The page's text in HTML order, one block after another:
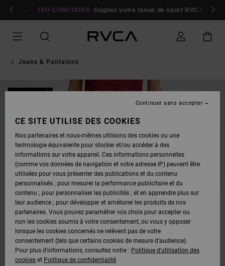
Se connecter / s'inscrire
JEU CONCOURS Gagnez votre tenue de sport RVCA
Jeans & Pantalons
CE SITE UTILISE DES COOKIES
Nos partenaires et nous-mêmes utilisons des cookies ou une
technologie équivalente pour stocker et/ou accéder à des
informations sur votre appareil. Ces informations personnelles
(comme vos données de navigation et votre adresse IP) peuvent être
utilisées pour vous présenter des publications et du contenu
personnalisés ; pour mesurer la performance publicitaire et du
contenu ; pour personnaliser les publicités ; et en apprendre plus sur
leur audience ; pour développer et améliorer les produits de nos
partenaires. Vous pouvez paramétrer vos choix pour accepter ou
non les cookies soumis à votre consentement, ou vous y opposer
lorsque les cookies concernés ne relèvent pas de votre
consentement (tels que certains cookies de mesure d’audience).
Pour plus d'informations, consultez notre : Politique d'utilisation des
cookies et Politique de confidentialité
Continuer sans accepter